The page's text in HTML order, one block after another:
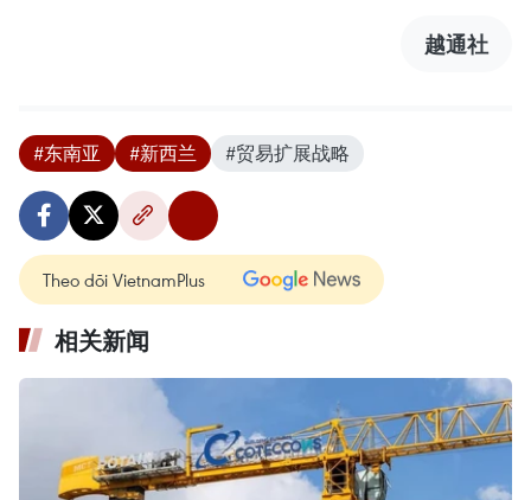
越通社
#东南亚 #新西兰 #贸易扩展战略
Theo dõi VietnamPlus
相关新闻